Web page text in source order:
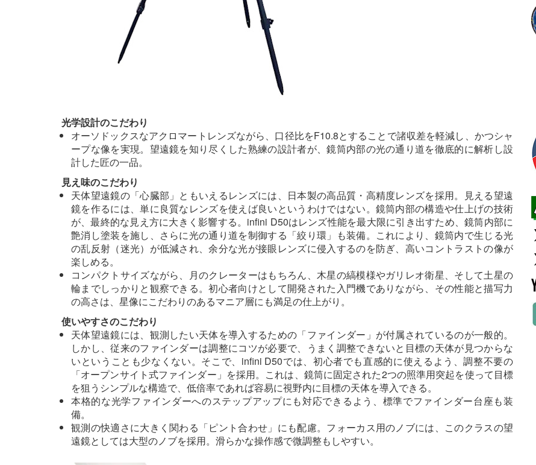
光学設計のこだわり
オーソドックスなアクロマートレンズながら、口径比をF10.8とすることで諸収差を軽減し、かつシャ
ープな像を実現。望遠鏡を知り尽くした熟練の設計者が、鏡筒内部の光の通り道を徹底的に解析し設
計した匠の一品。
見え味のこだわり
天体望遠鏡の「心臓部」ともいえるレンズには、日本製の高品質・高精度レンズを採用。見える望遠
鏡を作るには、単に良質なレンズを使えば良いというわけではない。鏡筒内部の構造や仕上げの技術
が、最終的な見え方に大きく影響する。infini D50はレンズ性能を最大限に引き出すため、鏡筒内部に
艶消し塗装を施し、さらに光の通り道を制御する「絞り環」も装備。これにより、鏡筒内で生じる光
の乱反射（迷光）が低減され、余分な光が接眼レンズに侵入するのを防ぎ、高いコントラストの像が
楽しめる。
コンパクトサイズながら、月のクレーターはもちろん、木星の縞模様やガリレオ衛星、そして土星の
輪までしっかりと観察できる。初心者向けとして開発された入門機でありながら、その性能と描写力
の高さは、星像にこだわりのあるマニア層にも満足の仕上がり。
使いやすさのこだわり
天体望遠鏡には、観測したい天体を導入するための「ファインダー」が付属されているのが一般的。
しかし、従来のファインダーは調整にコツが必要で、うまく調整できないと目標の天体が見つからな
いということも少なくない。そこで、infini D50では、初心者でも直感的に使えるよう、調整不要の
「オープンサイト式ファインダー」を採用。これは、鏡筒に固定された2つの照準用突起を使って目標
を狙うシンプルな構造で、低倍率であれば容易に視野内に目標の天体を導入できる。
本格的な光学ファインダーへのステップアップにも対応できるよう、標準でファインダー台座も装
備。
観測の快適さに大きく関わる「ピント合わせ」にも配慮。フォーカス用のノブには、このクラスの望
遠鏡としては大型のノブを採用。滑らかな操作感で微調整もしやすい。